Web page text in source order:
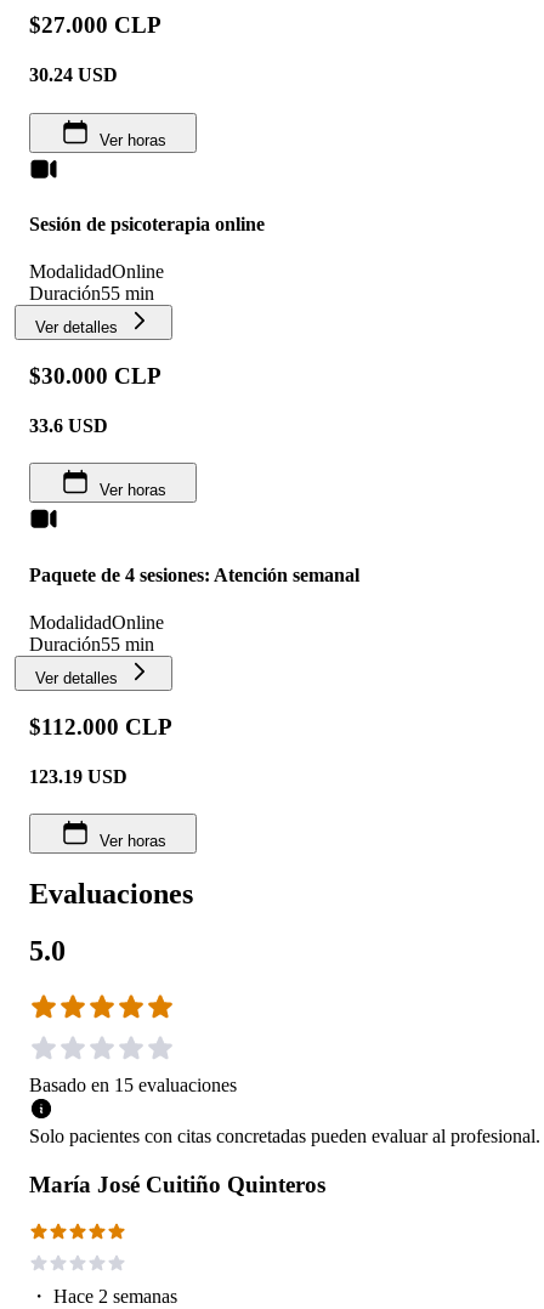
$27.000 CLP
30.24 USD
Ver horas
Sesión de psicoterapia online
ModalidadOnline
Duración55 min
Ver detalles
$30.000 CLP
33.6 USD
Ver horas
Paquete de 4 sesiones: Atención semanal
ModalidadOnline
Duración55 min
Ver detalles
$112.000 CLP
123.19 USD
Ver horas
Evaluaciones
5.0
Basado en 15 evaluaciones
Solo pacientes con citas concretadas pueden evaluar al profesional.
María José Cuitiño Quinteros
・ Hace 2 semanas